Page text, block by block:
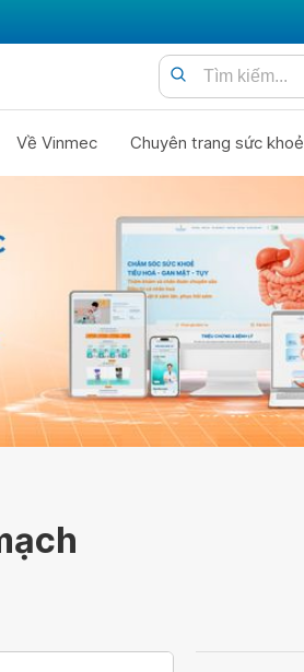
Về Vinmec Chuyên trang sức khoẻ